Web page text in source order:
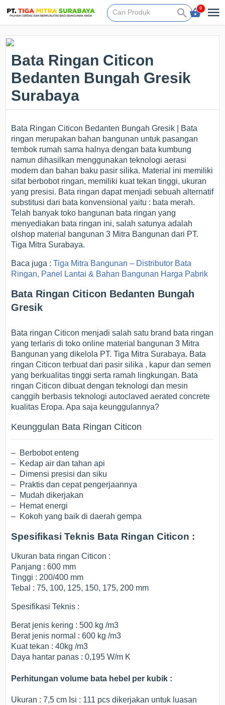
0
Bata Ringan Citicon
Bedanten Bungah Gresik
Surabaya
Bata Ringan Citicon Bedanten Bungah Gresik | Bata
ringan merupakan bahan bangunan untuk pasangan
tembok rumah sama halnya dengan bata kumbung
namun dihasilkan menggunakan teknologi aerasi
modern dan bahan baku pasir silika. Material ini memiliki
sifat berbobot ringan, memiliki kuat tekan tinggi, ukuran
yang presisi. Bata ringan dapat menjadi sebuah alternatif
substitusi dari bata konvensional yaitu : bata merah.
Telah banyak toko bangunan bata ringan yang
menyediakan bata ringan ini, salah satunya adalah
olshop material bangunan 3 Mitra Bangunan dari PT.
Tiga Mitra Surabaya.
Baca juga :Tiga Mitra Bangunan – Distributor Bata
Ringan, Panel Lantai & Bahan Bangunan Harga Pabrik
Bata Ringan Citicon Bedanten Bungah
Gresik
Bata ringan Citicon menjadi salah satu brand bata ringan
yang terlaris di toko online material bangunan 3 Mitra
Bangunan yang dikelola PT. Tiga Mitra Surabaya. Bata
ringan Citicon terbuat dari pasir silika , kapur dan semen
yang berkualitas tinggi serta ramah lingkungan. Bata
ringan Citicon dibuat dengan teknologi dan mesin
canggih berbasis teknologi autoclaved aerated concrete
kualitas Eropa. Apa saja keunggulannya?
Keunggulan Bata Ringan Citicon
– Berbobot enteng
– Kedap air dan tahan api
– Dimensi presisi dan siku
– Praktis dan cepat pengerjaannya
– Mudah dikerjakan
– Hemat energi
– Kokoh yang baik di daerah gempa
Spesifikasi Teknis Bata Ringan Citicon :
Ukuran bata ringan Citicon :
Panjang : 600 mm
Tinggi : 200/400 mm
Tebal : 75, 100, 125, 150, 175, 200 mm
Spesifikasi Teknis :
Berat jenis kering : 500 kg /m3
Berat jenis normal : 600 kg /m3
Kuat tekan : 40kg /m3
Daya hantar panas : 0,195 W/m K
Perhitungan volume bata hebel per kubik :
Ukuran : 7,5 cm Isi : 111 pcs dikerjakan untuk luasan